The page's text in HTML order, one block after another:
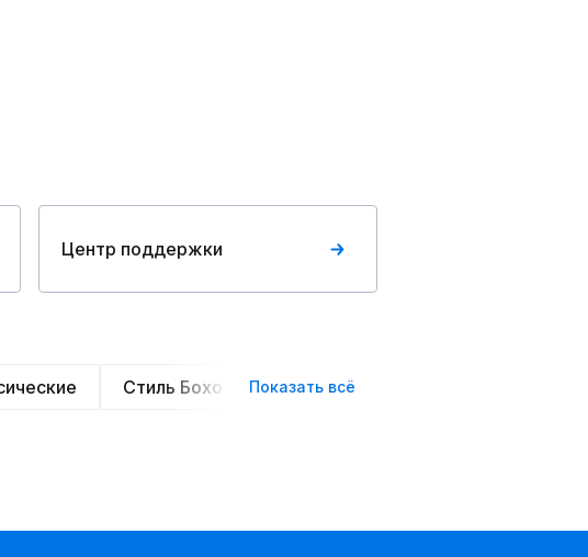
Центр поддержки
Стиль Бохо Элегантные
Показать всё